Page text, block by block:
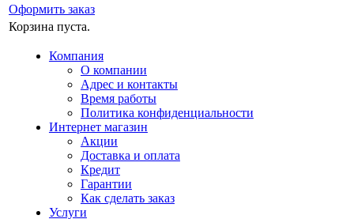
Оформить заказ
Корзина пуста.
Компания
О компании
Адрес и контакты
Время работы
Политика конфиденциальности
Интернет магазин
Акции
Доставка и оплата
Кредит
Гарантии
Как сделать заказ
Услуги